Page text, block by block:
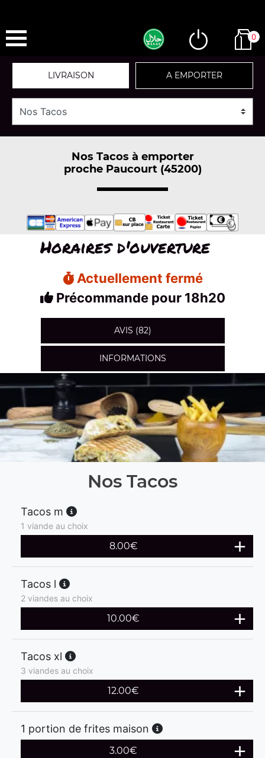
0
LIVRAISON A EMPORTER
Nos Tacos à emporter
proche Paucourt (45200)
Horaires d'ouverture
Actuellement fermé
Précommande pour 18h20
AVIS (82)
INFORMATIONS
Nos Tacos
Tacos m
1 viande au choix
8.00€
Tacos l
2 viandes au choix
10.00€
Tacos xl
3 viandes au choix
12.00€
1 portion de frites maison
3.00€